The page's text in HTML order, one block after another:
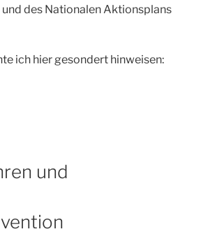
des Nationalen Aktionsplans
ich hier gesondert hinweisen:
und